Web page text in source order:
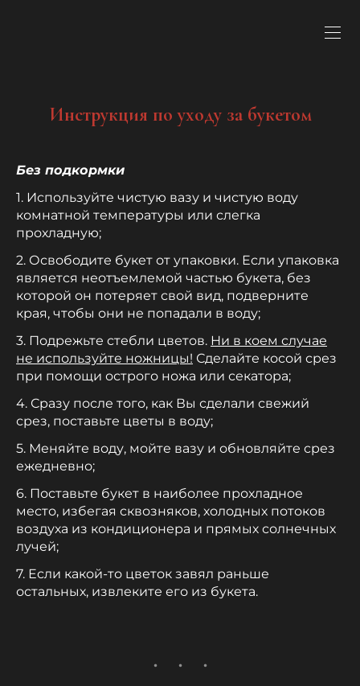
Инструкция по уходу за букетом
Без подкормки
1. Используйте чистую вазу и чистую воду
комнатной температуры или слегка
прохладную;
2. Освободите букет от упаковки. Если упаковка
является неотъемлемой частью букета, без
которой он потеряет свой вид, подверните
края, чтобы они не попадали в воду;
3. Подрежьте стебли цветов. Ни в коем случае
не используйте ножницы! Сделайте косой срез
при помощи острого ножа или секатора;
4. Сразу после того, как Вы сделали свежий
срез, поставьте цветы в воду;
5. Меняйте воду, мойте вазу и обновляйте срез
ежедневно;
6. Поставьте букет в наиболее прохладное
место, избегая сквозняков, холодных потоков
воздуха из кондиционера и прямых солнечных
лучей;
7. Если какой-то цветок завял раньше
остальных, извлеките его из букета.